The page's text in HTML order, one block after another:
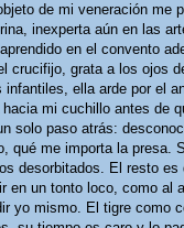
de mi veneración me
inexperta aún en las
en el convento
crucifijo, grata a los ojos
ella arde por el
mi cuchillo antes de
solo paso atrás:
qué me importa la presa.
desorbitados. El resto es
en un tonto loco, como al
yo mismo. El tigre como